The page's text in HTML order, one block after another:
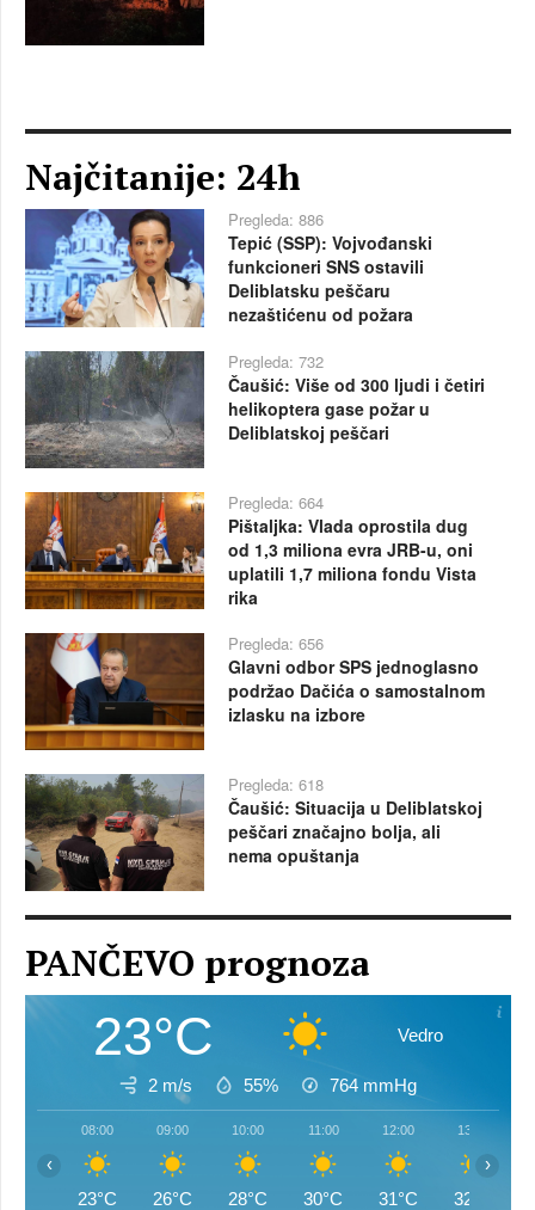
Najčitanije: 24h
Pregleda: 886
Tepić (SSP): Vojvođanski
funkcioneri SNS ostavili
Deliblatsku peščaru
nezaštićenu od požara
Pregleda: 732
Čaušić: Više od 300 ljudi i četiri
helikoptera gase požar u
Deliblatskoj peščari
Pregleda: 664
Pištaljka: Vlada oprostila dug
od 1,3 miliona evra JRB-u, oni
uplatili 1,7 miliona fondu Vista
rika
Pregleda: 656
Glavni odbor SPS jednoglasno
podržao Dačića o samostalnom
izlasku na izbore
Pregleda: 618
Čaušić: Situacija u Deliblatskoj
peščari značajno bolja, ali
nema opuštanja
PANČEVO prognoza
23°C Vedro
2 m/s 55% 764 mmHg
08:00
23°C
09:00
26°C
10:00
28°C
11:00
30°C
12:00
31°C
13:00
32°C
‹ ›